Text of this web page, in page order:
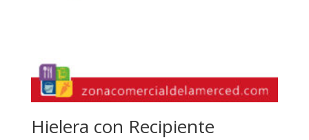
Hielera con Recipiente